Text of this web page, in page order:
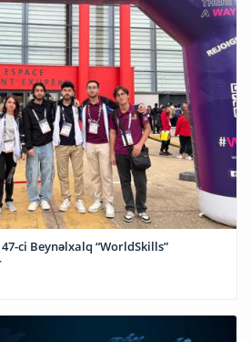
ci Beynəlxalq “WorldSkills”